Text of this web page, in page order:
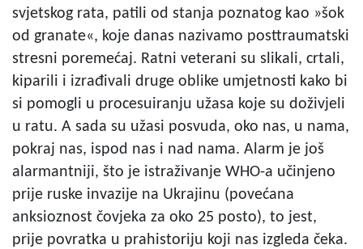
svjetskog rata, patili od stanja poznatog kao »šok
od granate«, koje danas nazivamo posttraumatski
stresni poremećaj. Ratni veterani su slikali, crtali,
kiparili i izrađivali druge oblike umjetnosti kako bi
si pomogli u procesuiranju užasa koje su doživjeli
u ratu. A sada su užasi posvuda, oko nas, u nama,
pokraj nas, ispod nas i nad nama. Alarm je još
alarmantniji, što je istraživanje WHO-a učinjeno
prije ruske invazije na Ukrajinu (povećana
anksioznost čovjeka za oko 25 posto), to jest,
prije povratka u prahistoriju koji nas izgleda čeka.